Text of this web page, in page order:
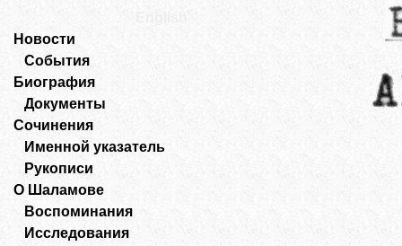
Новости
События
Биография
Документы
Сочинения
Именной указатель
Рукописи
О Шаламове
Воспоминания
Исследования